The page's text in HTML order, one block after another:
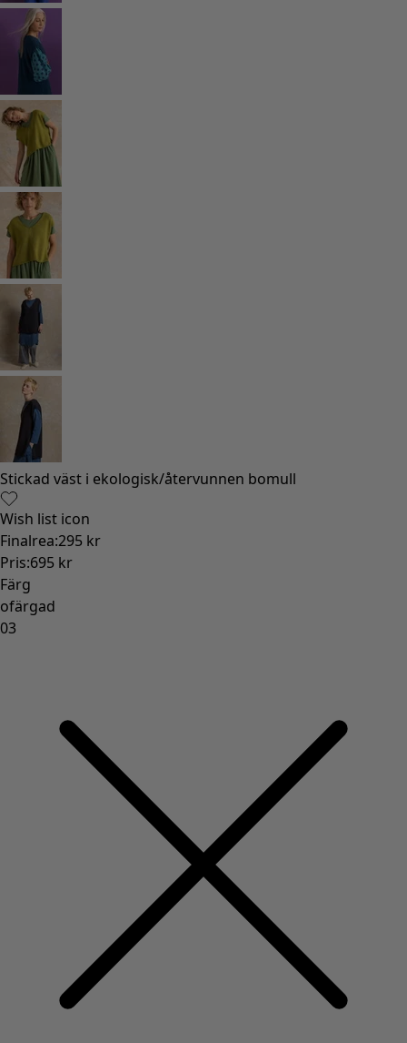
Stickad väst i ekologisk/återvunnen bomull
Wish list icon
Finalrea:295 kr
Pris:695 kr
Färg
ofärgad
03